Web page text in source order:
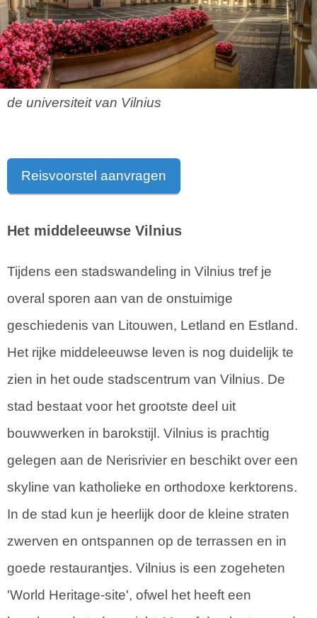
de universiteit van Vilnius
Reisvoorstel aanvragen
Het middeleeuwse Vilnius
Tijdens een stadswandeling in Vilnius tref je
overal sporen aan van de onstuimige
geschiedenis van Litouwen, Letland en Estland.
Het rijke middeleeuwse leven is nog duidelijk te
zien in het oude stadscentrum van Vilnius. De
stad bestaat voor het grootste deel uit
bouwwerken in barokstijl. Vilnius is prachtig
gelegen aan de Nerisrivier en beschikt over een
skyline van katholieke en orthodoxe kerktorens.
In de stad kun je heerlijk door de kleine straten
zwerven en ontspannen op de terrassen en in
goede restaurantjes. Vilnius is een zogeheten
'World Heritage-site', ofwel het heeft een